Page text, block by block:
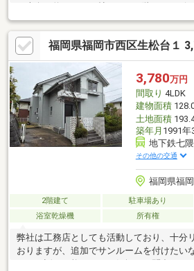
ト南向き約３２．５帖のLDK２階にサービ
上部吹き抜けありトイレ２か所ありカーポ
種による）～ライフインフォメーション
壱岐中学校 約1700mサニー福重店 約
岡生松台店 約580生松台北2号公園 約
請求に関しましては、お気軽にお申し付け
福岡県福岡市西区生松台１
3,780万円
間取り 4LDK
建物面積
土地面積
築年月 1991年
地下鉄七
その他の交通
福岡県福
2階建て 駐車場あり
浴室乾燥機
所有権
弊社は工務店としても活動しており、十分
おりますが、追加でサンルームを付けたい